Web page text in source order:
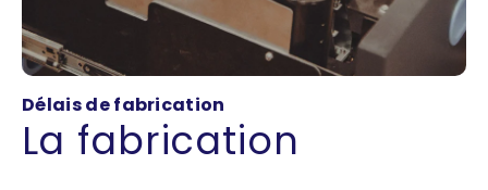
Délais de fabrication
La fabrication